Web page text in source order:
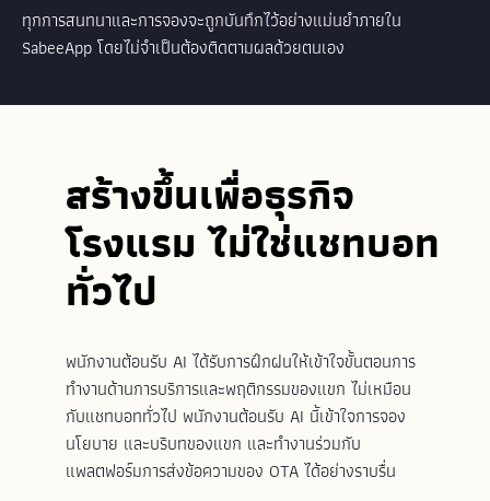
ทุกการสนทนาและการจองจะถูกบันทึกไว้อย่างแม่นยำภายใน
SabeeApp โดยไม่จำเป็นต้องติดตามผลด้วยตนเอง
สร้างขึ้นเพื่อธุรกิจ
โรงแรม ไม่ใช่แชทบอท
ทั่วไป
พนักงานต้อนรับ AI ได้รับการฝึกฝนให้เข้าใจขั้นตอนการ
ทำงานด้านการบริการและพฤติกรรมของแขก ไม่เหมือน
กับแชทบอททั่วไป พนักงานต้อนรับ AI นี้เข้าใจการจอง
นโยบาย และบริบทของแขก และทำงานร่วมกับ
แพลตฟอร์มการส่งข้อความของ OTA ได้อย่างราบรื่น